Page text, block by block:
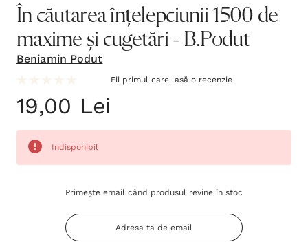
În căutarea înțelepciunii 1500 de
maxime și cugetări - B.Podut
Beniamin Podut
Fii primul care lasă o recenzie
19,00 Lei
Indisponibil
Primește email când produsul revine în stoc